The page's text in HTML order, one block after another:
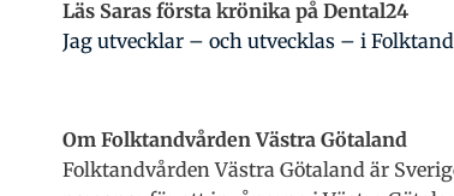
Läs Saras första krönika på Dental24
Jag utvecklar – och utvecklas – i
Om Folktandvården Västra Götaland
Folktandvården Västra Götaland är